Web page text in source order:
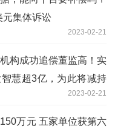
元集体诉讼
2023-02-21
构成功追偿董监高！实
慧超3亿，为此将减持
2023-02-21
万元 五家单位获第六